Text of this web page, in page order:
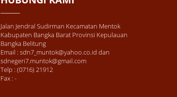
Jalan Jendral Sudirman Kecamatan Mentok
Kabupaten Bangka Barat Provinsi Kepulauan
Bangka Belitung
Email : sdn7_muntok@yahoo.co.id dan
sdnegeri7.muntok@gmail.com
Telp : (0716) 21912
Fax : -